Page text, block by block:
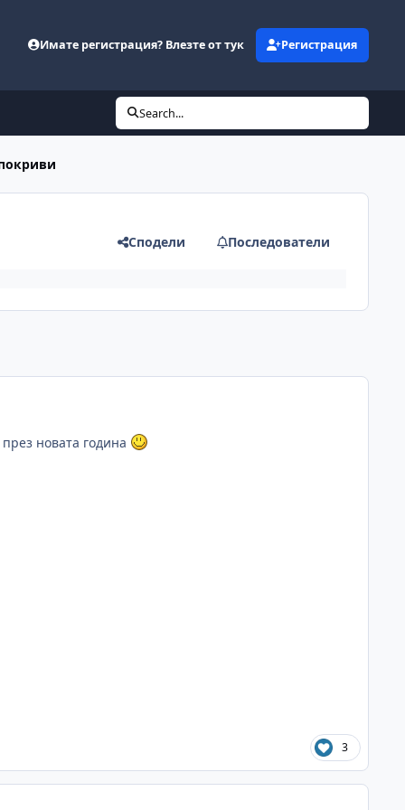
Имате регистрация? Влезте от тук Регистрация
Search...
Сподели Последователи
новата година
3